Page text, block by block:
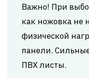
Важно! При
как ножовка не
физической
панели.
ПВХ листы.